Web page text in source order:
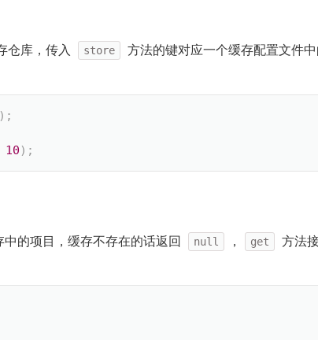
仓库，传入 store 方法的键对应一个缓存配置文件
) ;
10 ) ;
的项目，缓存不存在的话返回 null ， get
方法